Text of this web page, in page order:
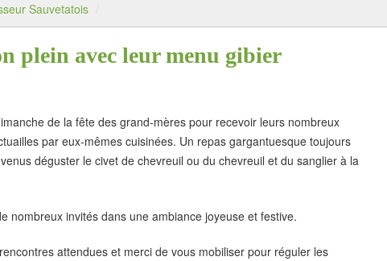
Sauvetatois /
plein avec leur menu gibier
de la fête des grand-mères pour recevoir leurs nombreux
par eux-mêmes cuisinées. Un repas gargantuesque toujours
déguster le civet de chevreuil ou du chevreuil et du sanglier à la
nombreux invités dans une ambiance joyeuse et festive.
attendues et merci de vous mobiliser pour réguler les